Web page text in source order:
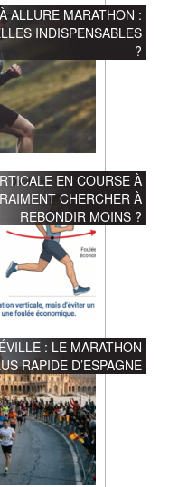
ALLURE MARATHON :
INDISPENSABLES
?
EN COURSE À
CHERCHER À
REBONDIR MOINS ?
: LE MARATHON
RAPIDE D’ESPAGNE